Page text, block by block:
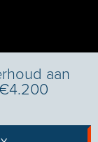
aan